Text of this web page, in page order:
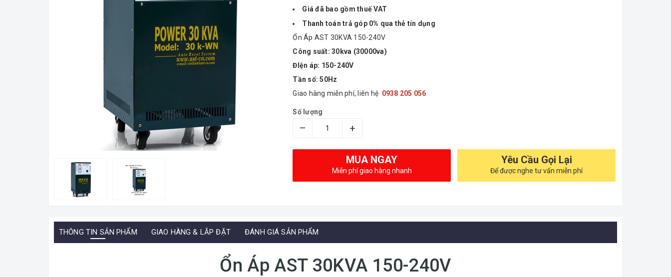
Giá đã bao gồm thuế VAT
Thanh toán trả góp 0% qua thẻ tín dụng
Ổn Áp AST 30KVA 150-240V
Công suất: 30kva (30000va)
ĐIện áp: 150-240V
Tần số: 50Hz
Giao hàng miễn phí, liên hệ 0938 205 056
Số lượng
– +
MUA NGAY
Miễn phí giao hàng nhanh
Yêu Cầu Gọi Lại
Để được nghe tư vấn miễn phí
THÔNG TIN SẢN PHẨM GIAO HÀNG & LẮP ĐẶT ĐÁNH GIÁ SẢN PHẨM
Ổn Áp AST 30KVA 150-240V